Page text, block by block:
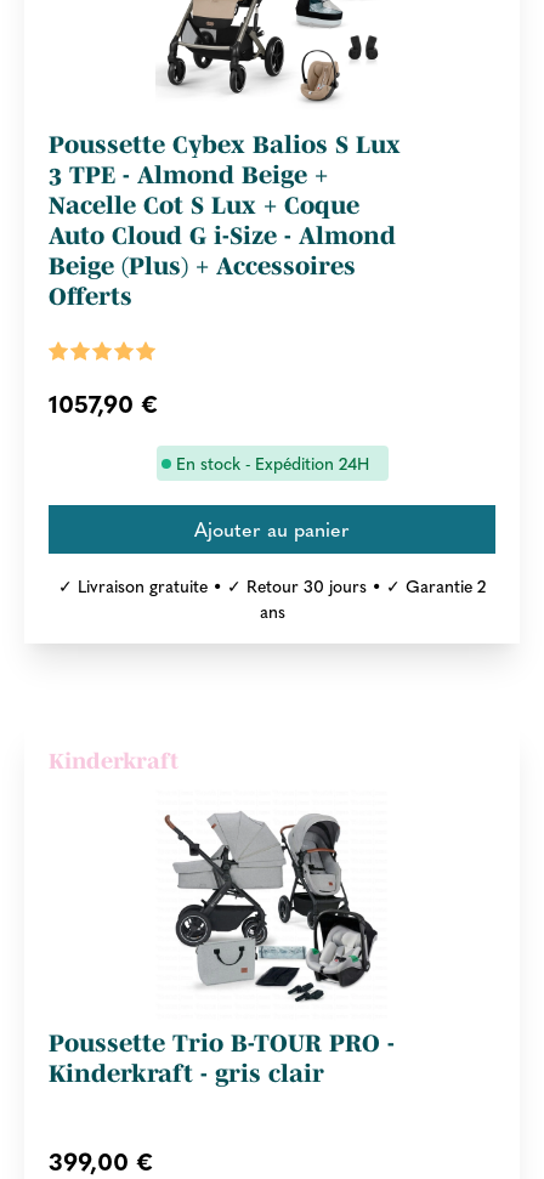
Poussette Cybex Balios S Lux
3 TPE - Almond Beige +
Nacelle Cot S Lux + Coque
Auto Cloud G i-Size - Almond
Beige (Plus) + Accessoires
Offerts
1057,90 €
En stock - Expédition 24H
✓ Livraison gratuite • ✓ Retour 30 jours • ✓ Garantie 2
ans
Kinderkraft
Poussette Trio B-TOUR PRO -
Kinderkraft - gris clair
399,00 €